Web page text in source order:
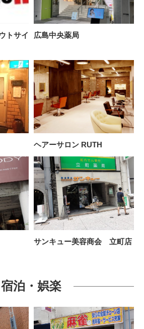
トサイ
広島中央薬局
ヘアーサロン RUTH
サンキュー美容商会 立町店
宿泊・娯楽